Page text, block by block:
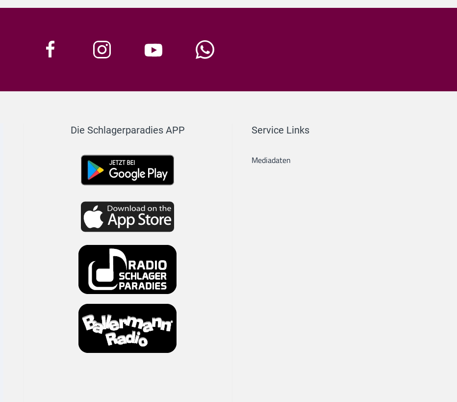
Die Schlagerparadies APP Service Links
Mediadaten